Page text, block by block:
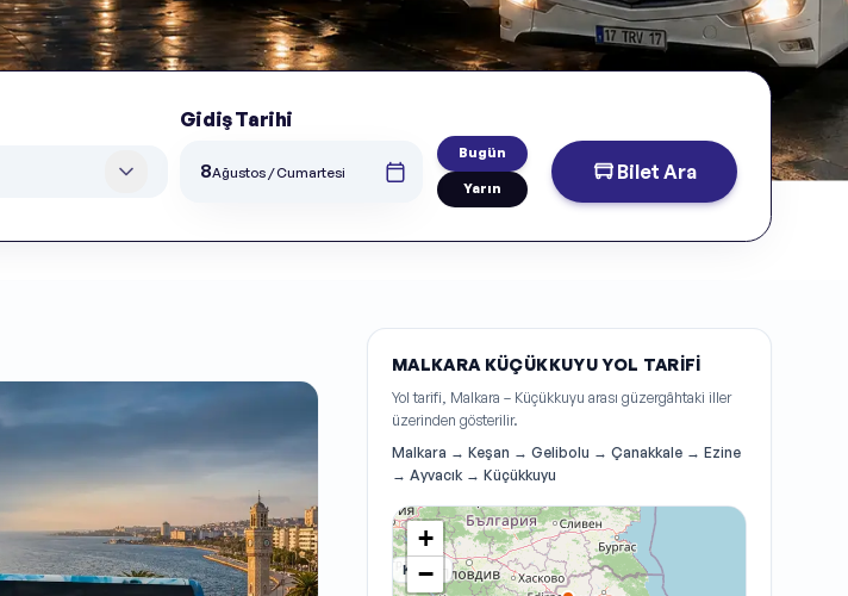
Gidiş Tarihi
8Ağustos / Cumartesi
Bugün
Yarın
Bilet Ara
MALKARA KÜÇÜKKUYU YOL TARIFI
Yol tarifi, Malkara – Küçükkuyu arası güzergâhtaki iller
üzerinden gösterilir.
Malkara → Keşan → Gelibolu → Çanakkale → Ezine
→ Ayvacık → Küçükkuyu
Keşan
+
−